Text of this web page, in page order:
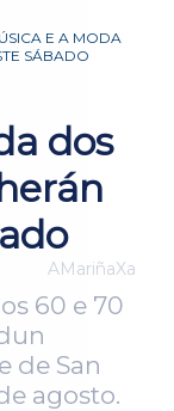
E A MODA
SÁBADO
dos
AMariñaXa
60 e 70
de San
agosto.